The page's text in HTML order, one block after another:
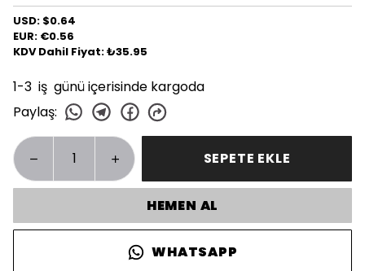
USD: $0.64
EUR: €0.56
KDV Dahil Fiyat: ₺35.95
1-3 iş günü içerisinde kargoda
Paylaş:
SEPETE EKLE
HEMEN AL
WHATSAPP